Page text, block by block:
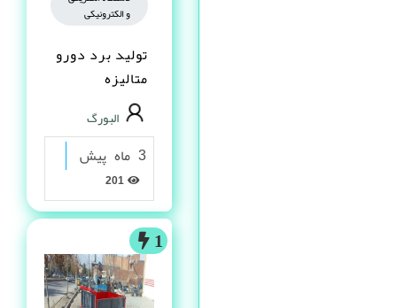
و الکترونیکی
تولید برد دورو
متالیزه
البورگ
3 ماه پیش
1